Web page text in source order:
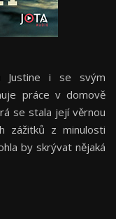
Justine i se svým
práce v domově
se stala její věrnou
zážitků z minulosti
by skrývat nějaká